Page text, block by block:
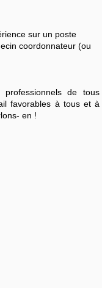
sur un poste
coordonnateur (ou
professionnels de tous
favorables à tous et à
en !